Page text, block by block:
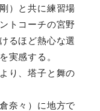
）と共に練習場
トコーチの宮野
るほど熱心な選
実感する。
り、塔子と舞の
奈々）に地方で